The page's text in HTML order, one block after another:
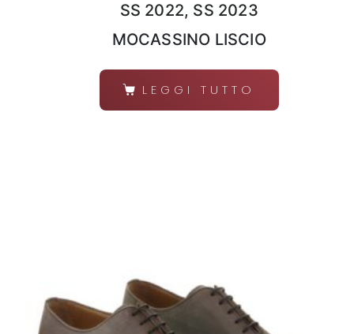
SS 2022, SS 2023
MOCASSINO LISCIO
LEGGI TUTTO